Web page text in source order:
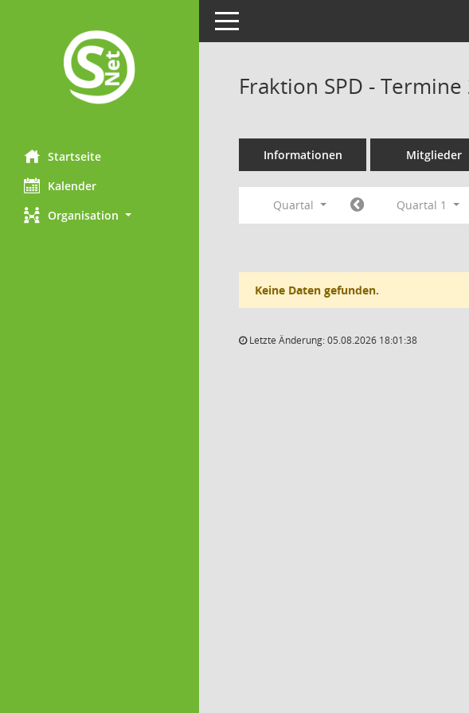
Startseite
Kalender
Organisation
Toggle navigation
Fraktion SPD - Termine
Informationen Mitglieder
Quartal Quartal 1
Keine Daten gefunden.
Letzte Änderung: 05.08.2026 18:01:38